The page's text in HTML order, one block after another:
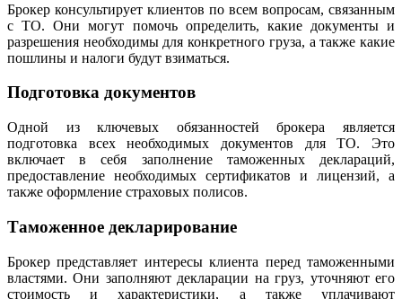
Брокер консультирует клиентов по всем вопросам, связанным
с ТО. Они могут помочь определить, какие документы и
разрешения необходимы для конкретного груза, а также какие
пошлины и налоги будут взиматься.
Подготовка документов
Одной из ключевых обязанностей брокера является
подготовка всех необходимых документов для ТО. Это
включает в себя заполнение таможенных деклараций,
предоставление необходимых сертификатов и лицензий, а
также оформление страховых полисов.
Таможенное декларирование
Брокер представляет интересы клиента перед таможенными
властями. Они заполняют декларации на груз, уточняют его
стоимость и характеристики, а также уплачивают